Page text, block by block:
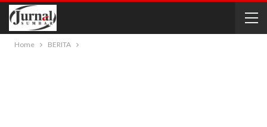
Home BERITA